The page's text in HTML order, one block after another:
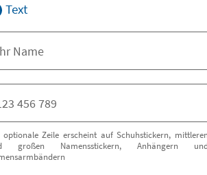
Text
optionale Zeile erscheint auf Schuhstickern, mittleren
großen Namensstickern, Anhängern